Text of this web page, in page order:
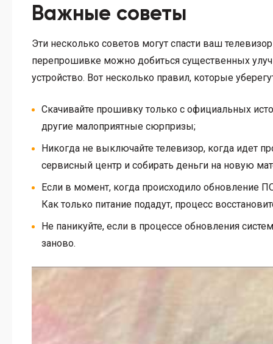
Важные советы
Эти несколько советов могут спасти ваш
перепрошивке можно добиться существенных
устройство. Вот несколько правил, которые
Скачивайте прошивку только с официальных
другие малоприятные сюрпризы;
Никогда не выключайте телевизор, когда идет
сервисный центр и собирать деньги на новую
Если в момент, когда происходило обновление
Как только питание подадут, процесс
Не паникуйте, если в процессе обновления
заново.